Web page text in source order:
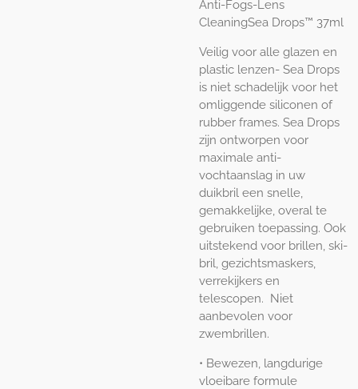
Anti-Fogs-Lens
CleaningSea Drops™ 37ml
Veilig voor alle glazen en
plastic lenzen- Sea Drops
is niet schadelijk voor het
omliggende siliconen of
rubber frames. Sea Drops
zijn ontworpen voor
maximale anti-
vochtaanslag in uw
duikbril een snelle,
gemakkelijke, overal te
gebruiken toepassing. Ook
uitstekend voor brillen, ski-
bril, gezichtsmaskers,
verrekijkers en
telescopen. Niet
aanbevolen voor
zwembrillen.
• Bewezen, langdurige
vloeibare formule